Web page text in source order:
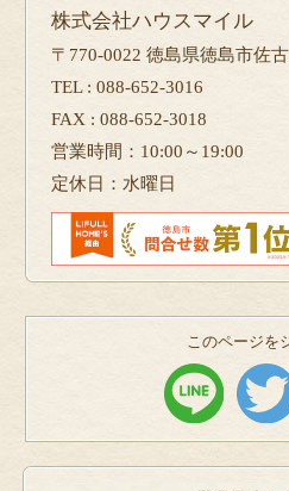
株式会社ハウスマイル
〒770-0022 徳島県徳島市佐
TEL : 088-652-3016
FAX : 088-652-3018
営業時間：10:00～19:00
定休日：水曜日
このページを